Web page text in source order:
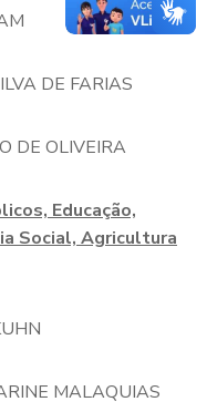
DE FARIAS
DE OLIVEIRA
Educação,
Social, Agricultura
MALAQUIAS